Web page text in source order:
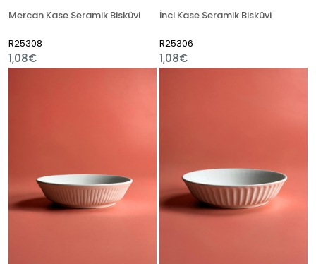
Mercan Kase Seramik Bisküvi
R25308
1,08€
İnci Kase Seramik Bisküvi
R25306
1,08€